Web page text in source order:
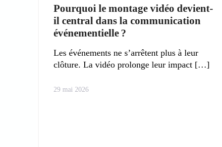
Pourquoi le montage vidéo devient-
il central dans la communication
événementielle ?
Les événements ne s’arrêtent plus à leur
clôture. La vidéo prolonge leur impact
29 mai 2026